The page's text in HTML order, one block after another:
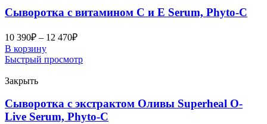
Сыворотка с витамином C и E Serum, Phyto-C
10 390₽ – 12 470₽
В корзину
Быстрый просмотр
Закрыть
Сыворотка с экстрактом Оливы Superheal O-
Live Serum, Phyto-C